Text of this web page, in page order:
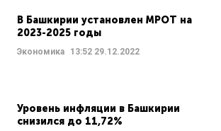
В Башкирии установлен МРОТ на
2023-2025 годы
Экономика 13:52 29.12.2022
Уровень инфляции в Башкирии
снизился до 11,72%